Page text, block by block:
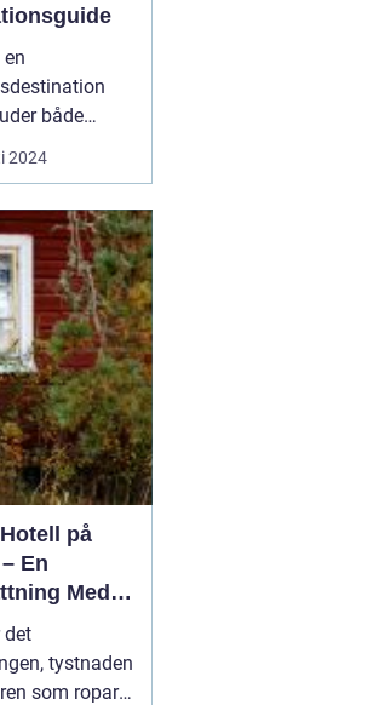
både
och
Tylösand,
sin
natur och
faciliteter,
som kan för...
2024
på
En
Med
det
tystnaden
som ropar